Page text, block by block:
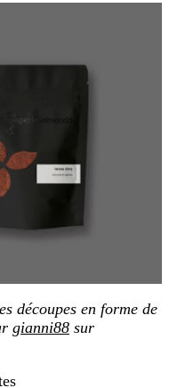
découpes en forme de
gianni88 sur